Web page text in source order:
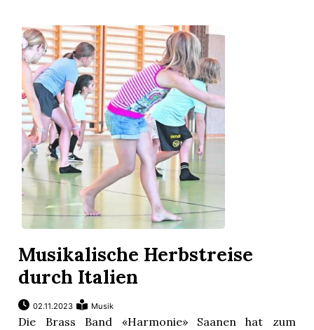
Musikalische Herbstreise
durch Italien
02.11.2023 Musik
Die Brass Band «Harmonie» Saanen hat zum